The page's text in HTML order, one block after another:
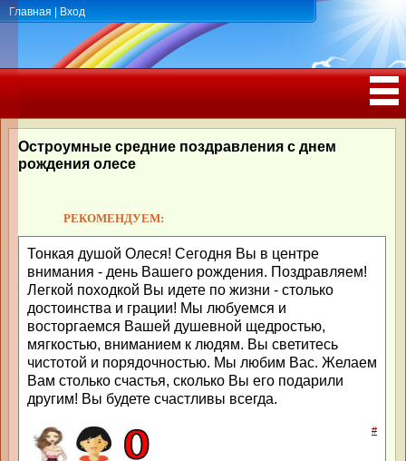
Главная Вход
РОЖДЕНИЯ, ЮБИЛЕЕМ
Остроумные средние поздравления с днем
рождения олесе
РЕКОМЕНДУЕМ:
Тонкая душой Олеся! Сегодня Вы в центре
внимания - день Вашего рождения. Поздравляем!
Легкой походкой Вы идете по жизни - столько
достоинства и грации! Мы любуемся и
восторгаемся Вашей душевной щедростью,
мягкостью, вниманием к людям. Вы светитесь
чистотой и порядочностью. Мы любим Вас. Желаем
Вам столько счастья, сколько Вы его подарили
другим! Вы будете счастливы всегда.
#